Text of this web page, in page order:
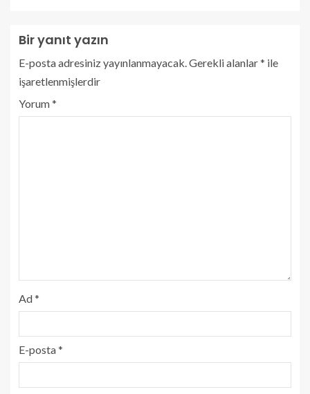
Bir yanıt yazın
E-posta adresiniz yayınlanmayacak.Gerekli alanlar* ile
işaretlenmişlerdir
Yorum*
Ad*
E-posta*